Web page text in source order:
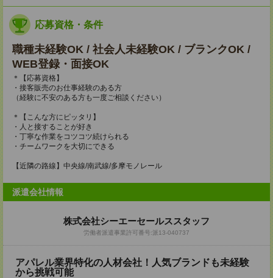
応募資格・条件
職種未経験OK / 社会人未経験OK / ブランクOK /
WEB登録・面接OK
＊【応募資格】
・接客販売のお仕事経験のある方
（経験に不安のある方も一度ご相談ください）
＊【こんな方にピッタリ】
・人と接することが好き
・丁寧な作業をコツコツ続けられる
・チームワークを大切にできる
【近隣の路線】中央線/南武線/多摩モノレール
派遣会社情報
株式会社シーエーセールススタッフ
労働者派遣事業許可番号:派13-040737
アパレル業界特化の人材会社！人気ブランドも未経験
から挑戦可能